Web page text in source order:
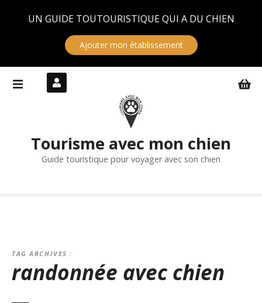
UN GUIDE TOUTOURISTIQUE QUI A DU CHIEN
Ajouter mon établissement
Tourisme avec mon chien
Guide touristique pour voyager avec son chien
TAG ARCHIVES :
randonnée avec chien